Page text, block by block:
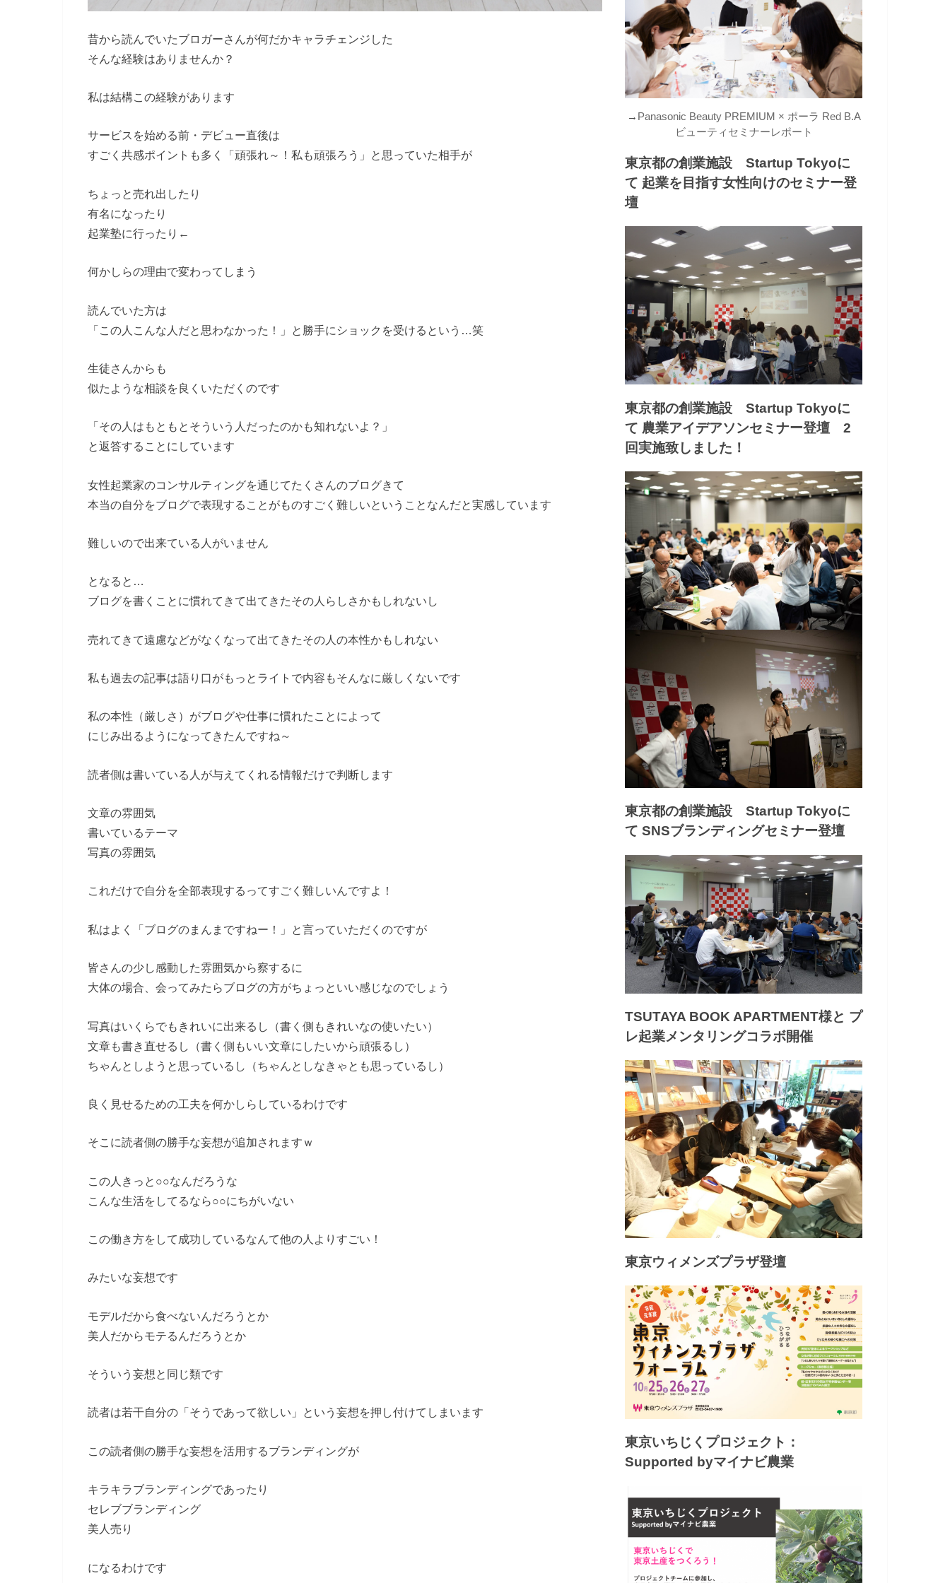
昔から読んでいたブロガーさんが何だかキャラチェンジした
そんな経験はありませんか？
私は結構この経験があります
サービスを始める前・デビュー直後は
すごく共感ポイントも多く「頑張れ～！私も頑張ろう」と思っていた相手が
ちょっと売れ出したり
有名になったり
起業塾に行ったり←
何かしらの理由で変わってしまう
読んでいた方は
「この人こんな人だと思わなかった！」と勝手にショックを受けるという…笑
生徒さんからも
似たような相談を良くいただくのです
「その人はもともとそういう人だったのかも知れないよ？」
と返答することにしています
女性起業家のコンサルティングを通じてたくさんのブログきて
本当の自分をブログで表現することがものすごく難しいということなんだと実感しています
難しいので出来ている人がいません
となると…
ブログを書くことに慣れてきて出てきたその人らしさかもしれないし
売れてきて遠慮などがなくなって出てきたその人の本性かもしれない
私も過去の記事は語り口がもっとライトで内容もそんなに厳しくないです
私の本性（厳しさ）がブログや仕事に慣れたことによって
にじみ出るようになってきたんですね～
読者側は書いている人が与えてくれる情報だけで判断します
文章の雰囲気
書いているテーマ
写真の雰囲気
これだけで自分を全部表現するってすごく難しいんですよ！
私はよく「ブログのまんまですねー！」と言っていただくのですが
皆さんの少し感動した雰囲気から察するに
大体の場合、会ってみたらブログの方がちょっといい感じなのでしょう
写真はいくらでもきれいに出来るし（書く側もきれいなの使いたい）
文章も書き直せるし（書く側もいい文章にしたいから頑張るし）
ちゃんとしようと思っているし（ちゃんとしなきゃとも思っているし）
良く見せるための工夫を何かしらしているわけです
そこに読者側の勝手な妄想が追加されますｗ
この人きっと○○なんだろうな
こんな生活をしてるなら○○にちがいない
この働き方をして成功しているなんて他の人よりすごい！
みたいな妄想です
モデルだから食べないんだろうとか
美人だからモテるんだろうとか
そういう妄想と同じ類です
読者は若干自分の「そうであって欲しい」という妄想を押し付けてしまいます
この読者側の勝手な妄想を活用するブランディングが
キラキラブランディングであったり
セレブブランディング
美人売り
になるわけです
→ Panasonic Beauty PREMIUM × ポーラ Red B.A
ビューティセミナーレポート
東京都の創業施設 Startup Tokyoに
て 起業を目指す女性向けのセミナー登
壇
東京都の創業施設 Startup Tokyoに
て 農業アイデアソンセミナー登壇 2
回実施致しました！
東京都の創業施設 Startup Tokyoに
て SNSブランディングセミナー登壇
TSUTAYA BOOK APARTMENT様と プ
レ起業メンタリングコラボ開催
東京ウィメンズプラザ登壇
東京いちじくプロジェクト：
Supported byマイナビ農業